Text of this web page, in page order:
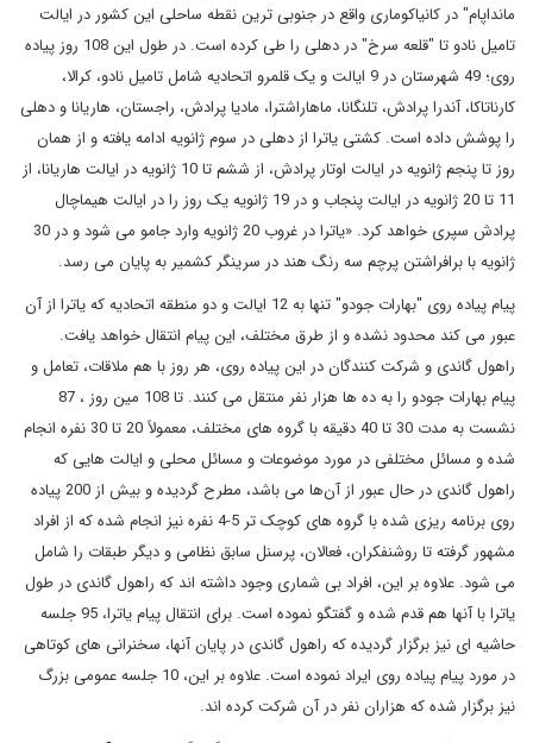
مانداپام" در کانیاکوماری واقع در جنوبی ترین نقطه ساحلی این کشور در ایالت
تامیل نادو تا "قلعه سرخ" در دهلی را طی کرده است. در طول این 108 روز پیاده
روی؛ 49 شهرستان در 9 ایالت و یک قلمرو اتحادیه شامل تامیل نادو، کرالا،
کارناتاکا، آندرا پرادش، تلنگانا، ماهاراشترا، مادیا پرادش، راجستان، هاریانا و دهلی
را پوشش داده است. کشتی یاترا از دهلی در سوم ژانویه ادامه یافته و از همان
روز تا پنجم ژانویه در ایالت اوتار پرادش، از ششم تا 10 ژانویه در ایالت هاریانا، از
11 تا 20 ژانویه در ایالت پنجاب و در 19 ژانویه یک روز را در ایالت هیماچال
پرادش سپری خواهد کرد. «یاترا در غروب 20 ژانویه وارد جامو می شود و در 30
ژانویه با برافراشتن پرچم سه رنگ هند در سرینگر کشمیر به پایان می رسد.
پیام پیاده روی "بهارات جودو" تنها به 12 ایالت و دو منطقه اتحادیه که یاترا از آن
عبور می کند محدود نشده و از طرق مختلف، این پیام انتقال خواهد یافت.
راهول گاندی و شرکت کنندگان در این پیاده روی، هر روز با هم ملاقات، تعامل و
پیام بهارات جودو را به ده ها هزار نفر منتقل می کنند. تا 108 مین روز ، 87
نشست به مدت 30 تا 40 دقیقه با گروه های مختلف، معمولاً 20 تا 30 نفره انجام
شده و مسائل مختلفی در مورد موضوعات و مسائل محلی و ایالت ‌هایی که
راهول گاندی در حال عبور از آن‌ها می باشد، مطرح گردیده و بیش از 200 پیاده‌
روی برنامه‌ ریزی شده با گروه‌ های کوچک تر 5-4 نفره نیز انجام شده که از افراد
مشهور گرفته تا روشنفکران، فعالان، پرسنل سابق نظامی و دیگر طبقات را شامل
می‌ شود. علاوه بر این، افراد بی شماری وجود داشته اند که راهول گاندی در طول
یاترا با آنها هم قدم شده و گفتگو نموده است. برای انتقال پیام یاترا، 95 جلسه
حاشیه ای نیز برگزار گردیده که راهول گاندی در پایان آنها، سخنرانی های کوتاهی
در مورد پیام پیاده روی ایراد نموده است. علاوه بر این، 10 جلسه عمومی بزرگ
نیز برگزار شده که هزاران نفر در آن شرکت کرده اند.